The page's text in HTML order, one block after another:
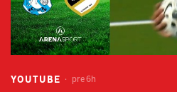
YOUTUBE pre 6h